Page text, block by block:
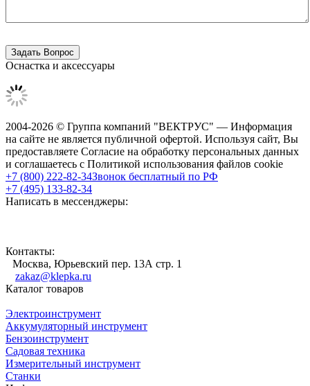
Оснастка и аксессуары
2004-2026 © Группа компаний "ВЕКТРУС" — Информация
на сайте не является публичной офертой. Используя сайт, Вы
предоставляете Согласие на обработку персональных данных
и соглашаетесь с Политикой использования файлов cookie
+7 (800) 222-82-34Звонок бесплатный по РФ
+7 (495) 133-82-34
Написать в мессенджеры:
Контакты:
Москва, Юрьевский пер. 13А стр. 1
zakaz@klepka.ru
Каталог товаров
Электроинструмент
Аккумуляторный инструмент
Бензоинструмент
Садовая техника
Измерительный инструмент
Станки